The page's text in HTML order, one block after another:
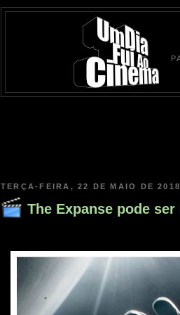
TERÇA-FEIRA, 22 DE MAIO DE 2018
The Expanse pode